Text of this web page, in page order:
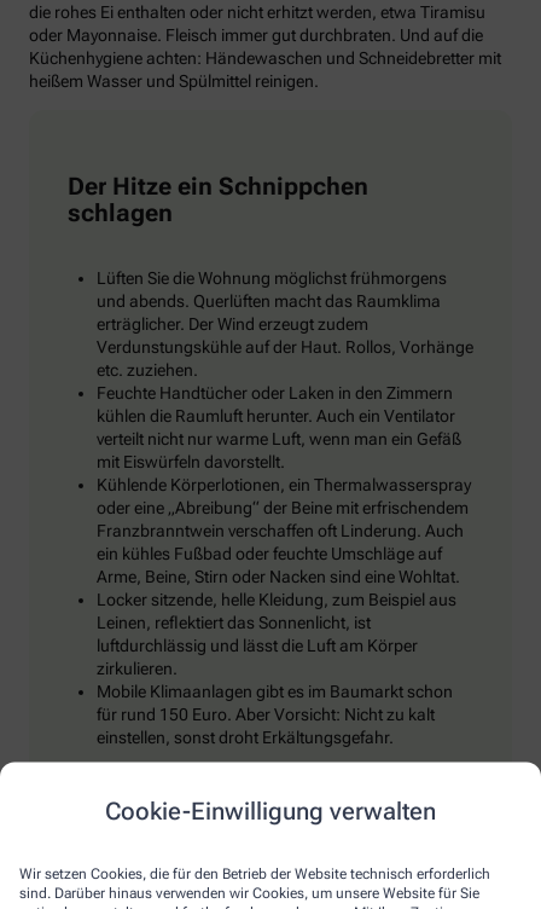
Cookie-Einwilligung verwalten
Wir setzen Cookies, die für den Betrieb der Website technisch erforderlich
sind. Darüber hinaus verwenden wir Cookies, um unsere Website für Sie
die rohes Ei enthalten oder nicht erhitzt werden, etwa Tiramisu
oder Mayonnaise. Fleisch immer gut durchbraten. Und auf die
Küchenhygiene achten: Händewaschen und Schneidebretter mit
heißem Wasser und Spülmittel reinigen.
Der Hitze ein Schnippchen
schlagen
Lüften Sie die Wohnung möglichst frühmorgens
und abends. Querlüften macht das Raumklima
erträglicher. Der Wind erzeugt zudem
Verdunstungskühle auf der Haut. Rollos, Vorhänge
etc. zuziehen.
Feuchte Handtücher oder Laken in den Zimmern
kühlen die Raumluft herunter. Auch ein Ventilator
verteilt nicht nur warme Luft, wenn man ein Gefäß
mit Eiswürfeln davorstellt.
Kühlende Körperlotionen, ein Thermalwasserspray
oder eine „Abreibung“ der Beine mit erfrischendem
Franzbranntwein verschaffen oft Linderung. Auch
ein kühles Fußbad oder feuchte Umschläge auf
Arme, Beine, Stirn oder Nacken sind eine Wohltat.
Locker sitzende, helle Kleidung, zum Beispiel aus
Leinen, reflektiert das Sonnenlicht, ist
luftdurchlässig und lässt die Luft am Körper
zirkulieren.
Mobile Klimaanlagen gibt es im Baumarkt schon
für rund 150 Euro. Aber Vorsicht: Nicht zu kalt
einstellen, sonst droht Erkältungsgefahr.
Klar, bei Hitze sollten wir reichlich trinken, um den